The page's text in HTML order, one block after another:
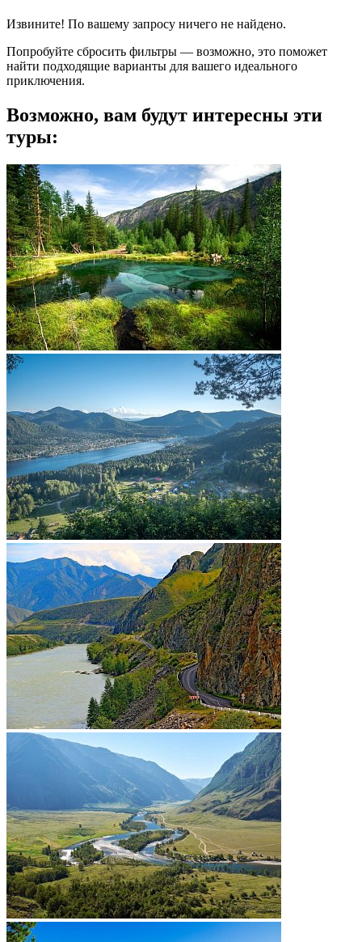
Извините! По вашему запросу ничего не найдено.
Попробуйте сбросить фильтры — возможно, это поможет
найти подходящие варианты для вашего идеального
приключения.
Возможно, вам будут интересны эти
туры: